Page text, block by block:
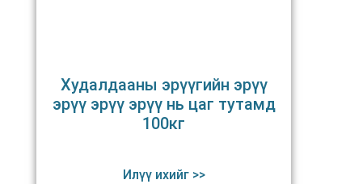
Худалдааны эрүүгийн эрүү
эрүү эрүү эрүү нь цаг тутамд
100кг
Илүү ихийг >>